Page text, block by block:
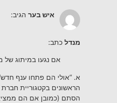
איש בער הגיב:
מנדל כתב:
אם נגעו במיתוג של
א. “אולי הם פתחו ענף
הראשונים בקטגוריית
הסתם (כמובן אם הם